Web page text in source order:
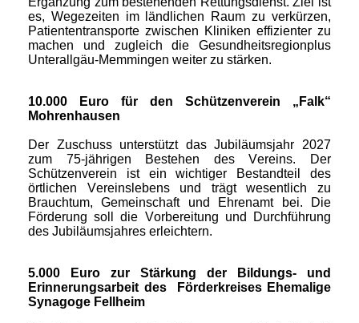
es, Wegezeiten im ländlichen Raum zu verkürzen,
Patiententransporte zwischen Kliniken effizienter zu
machen und zugleich die Gesundheitsregionplus
Unterallgäu-Memmingen weiter zu stärken.
10.000 Euro für den Schützenverein „Falk“
Mohrenhausen
Der Zuschuss unterstützt das Jubiläumsjahr 2027
zum 75-jährigen Bestehen des Vereins. Der
Schützenverein ist ein wichtiger Bestandteil des
örtlichen Vereinslebens und trägt wesentlich zu
Brauchtum, Gemeinschaft und Ehrenamt bei. Die
Förderung soll die Vorbereitung und Durchführung
des Jubiläumsjahres erleichtern.
5.000 Euro zur Stärkung der Bildungs- und
Erinnerungsarbeit des Förderkreises Ehemalige
Synagoge Fellheim